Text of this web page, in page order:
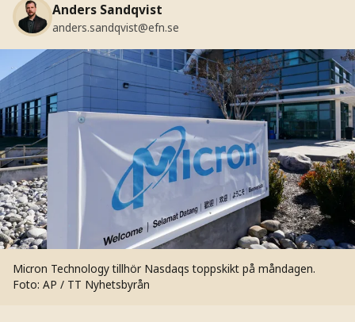
Anders Sandqvist
anders.sandqvist@efn.se
Micron Technology tillhör Nasdaqs toppskikt på måndagen.
Foto: AP / TT Nyhetsbyrån